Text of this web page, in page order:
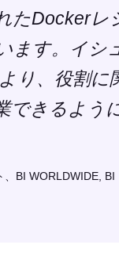
たDockerレ
ます。イシ
り、役割に
できるよう
BI WORLDWIDE, BI